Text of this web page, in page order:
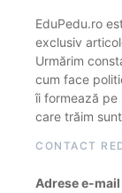
EduPedu.ro
exclusiv
Urmărim
cum face
îi formează pe
care trăim
CONTACT
Adrese e-mail